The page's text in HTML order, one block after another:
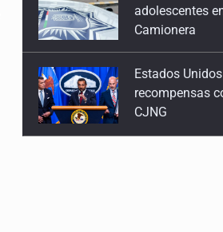
recompensas
CJNG
Mueren cuatro
volcadura en